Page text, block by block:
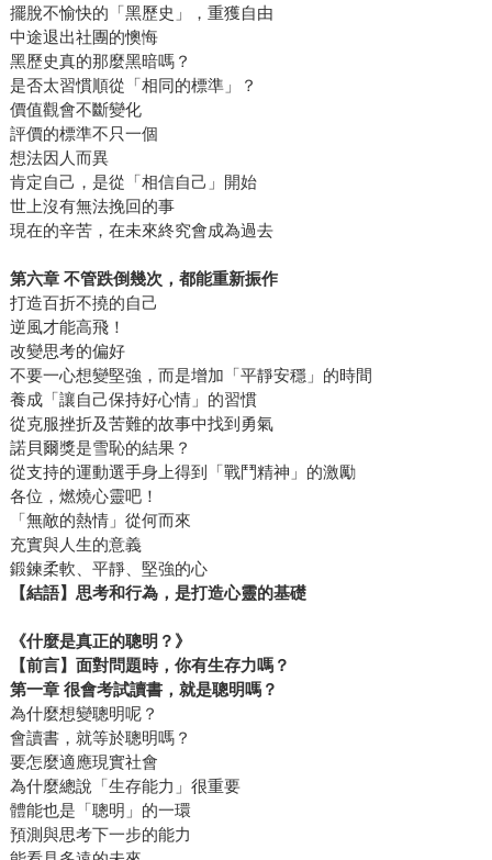
擺脫不愉快的「黑歷史」，重獲自由
中途退出社團的懊悔
黑歷史真的那麼黑暗嗎？
是否太習慣順從「相同的標準」？
價值觀會不斷變化
評價的標準不只一個
想法因人而異
肯定自己，是從「相信自己」開始
世上沒有無法挽回的事
現在的辛苦，在未來終究會成為過去
第六章 不管跌倒幾次，都能重新振作
打造百折不撓的自己
逆風才能高飛！
改變思考的偏好
不要一心想變堅強，而是增加「平靜安穩」的時間
養成「讓自己保持好心情」的習慣
從克服挫折及苦難的故事中找到勇氣
諾貝爾獎是雪恥的結果？
從支持的運動選手身上得到「戰鬥精神」的激勵
各位，燃燒心靈吧！
「無敵的熱情」從何而來
充實與人生的意義
鍛鍊柔軟、平靜、堅強的心
【結語】思考和行為，是打造心靈的基礎
《什麼是真正的聰明？》
【前言】面對問題時，你有生存力嗎？
第一章 很會考試讀書，就是聰明嗎？
為什麼想變聰明呢？
會讀書，就等於聰明嗎？
要怎麼適應現實社會
為什麼總說「生存能力」很重要
體能也是「聰明」的一環
預測與思考下一步的能力